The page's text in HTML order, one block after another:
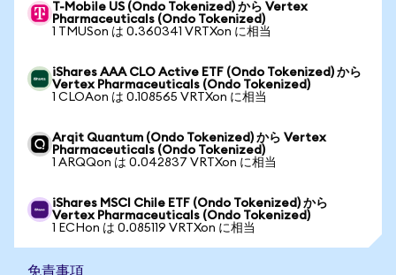
T-Mobile US (Ondo Tokenized) から Vertex
Pharmaceuticals (Ondo Tokenized)
1 TMUSon は 0.360341 VRTXon に相当
iShares AAA CLO Active ETF (Ondo Tokenized) から
Vertex Pharmaceuticals (Ondo Tokenized)
1 CLOAon は 0.108565 VRTXon に相当
Arqit Quantum (Ondo Tokenized) から Vertex
Pharmaceuticals (Ondo Tokenized)
1 ARQQon は 0.042837 VRTXon に相当
iShares MSCI Chile ETF (Ondo Tokenized) から
Vertex Pharmaceuticals (Ondo Tokenized)
1 ECHon は 0.085119 VRTXon に相当
免責事項